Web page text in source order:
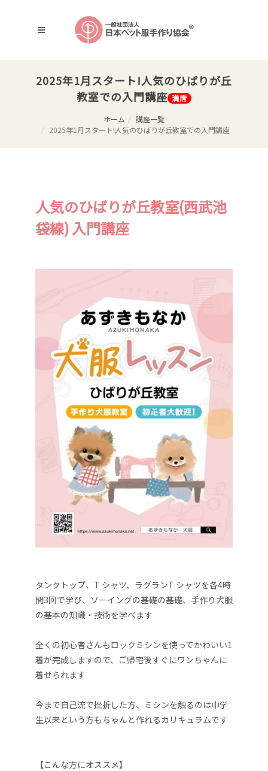
2025年1月スタート!人気のひばりが丘
教室での入門講座 満席
ホーム
講座一覧
2025年1月スタート!人気のひばりが丘教室での入門講座
人気のひばりが丘教室(西武池
袋線) 入門講座
タンクトップ、T シャツ、ラグランT シャツを各4時
間3回で学び、ソーイングの基礎の基礎、手作り犬服
の基本の知識・技術を学べます
​全くの初心者さんもロックミシンを使ってかわいい1
着が完成しますので、ご帰宅後すぐにワンちゃんに
着せられます
今まで自己流で挫折した方、ミシンを触るのは中学
生以来という方もちゃんと作れるカリキュラムです
【こんな方にオススメ】